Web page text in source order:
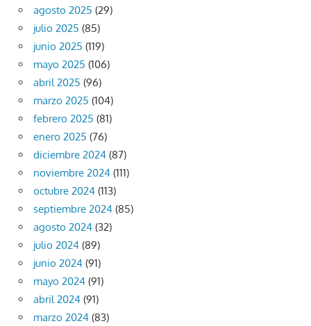
agosto 2025 (29)
julio 2025 (85)
junio 2025 (119)
mayo 2025 (106)
abril 2025 (96)
marzo 2025 (104)
febrero 2025 (81)
enero 2025 (76)
diciembre 2024 (87)
noviembre 2024 (111)
octubre 2024 (113)
septiembre 2024 (85)
agosto 2024 (32)
julio 2024 (89)
junio 2024 (91)
mayo 2024 (91)
abril 2024 (91)
marzo 2024 (83)